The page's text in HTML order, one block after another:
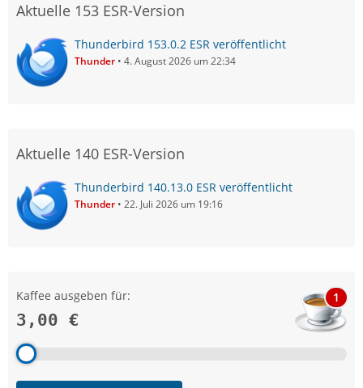
Aktuelle 153 ESR-Version
Thunderbird 153.0.2 ESR veröffentlicht
Thunder 4. August 2026 um 22:34
Aktuelle 140 ESR-Version
Thunderbird 140.13.0 ESR veröffentlicht
Thunder 22. Juli 2026 um 19:16
Kaffee ausgeben für:
3,00 €
1